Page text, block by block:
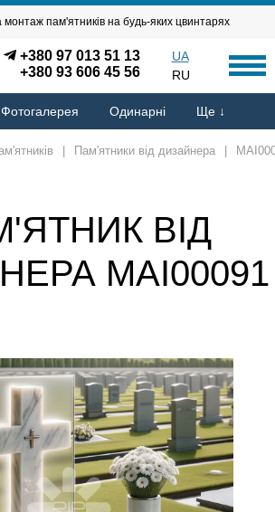
монтаж пам'ятників на будь-яких цвинтарях
+380 97 013 51 13
+380 93 606 45 56
UA
RU
Фотогалерея Одинарні Ще ↓
Пам'ятники від дизайнера
ВІД
MAI00091